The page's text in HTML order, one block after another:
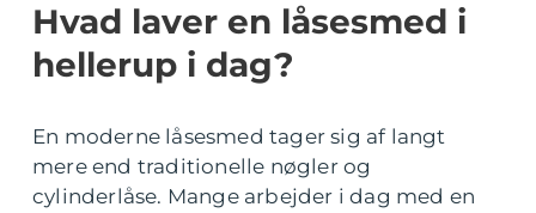
Hvad laver en låsesmed i
hellerup i dag?
En moderne låsesmed tager sig af langt
mere end traditionelle nøgler og
cylinderlåse. Mange arbejder i dag med en